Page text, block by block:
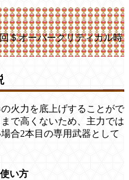
＄オーバークリティカル時
火力を底上げすることがで
で高くないため、主力では
合2本目の専用武器として
い方